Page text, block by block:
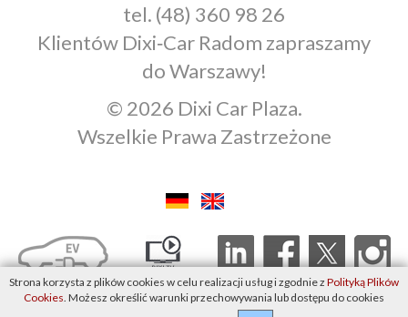
tel. (48) 360 98 26
Klientów Dixi‑Car Radom zapraszamy
do Warszawy!
© 2026 Dixi Car Plaza.
Wszelkie Prawa Zastrzeżone
Strona korzysta z plików cookies w celu realizacji usług i zgodnie z Polityką Plików
Cookies. Możesz określić warunki przechowywania lub dostępu do cookies